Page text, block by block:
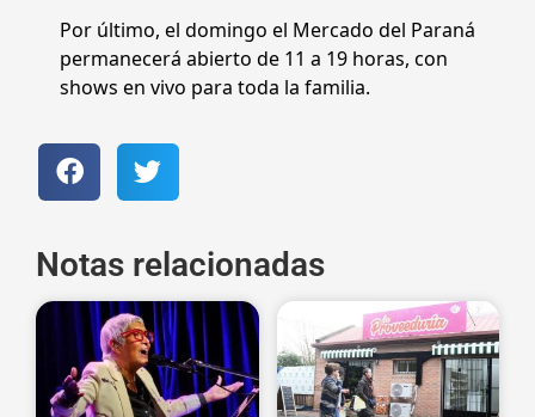
Por último, el domingo el Mercado del Paraná
permanecerá abierto de 11 a 19 horas, con
shows en vivo para toda la familia.
Notas relacionadas